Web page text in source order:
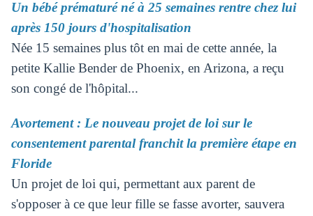
Un bébé prématuré né à 25 semaines rentre chez lui
après 150 jours d'hospitalisation
Née 15 semaines plus tôt en mai de cette année, la
petite Kallie Bender de Phoenix, en Arizona, a reçu
son congé de l'hôpital...
Avortement : Le nouveau projet de loi sur le
consentement parental franchit la première étape en
Floride
Un projet de loi qui, permettant aux parent de
s'opposer à ce que leur fille se fasse avorter, sauvera